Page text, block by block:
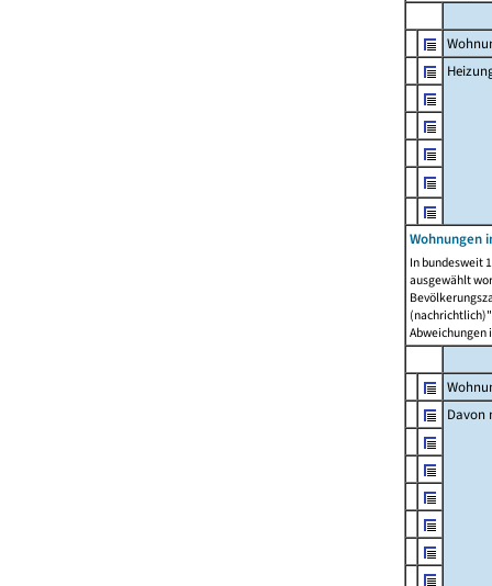
Wohnungen
In bundesweit
ausgewählt
Abweichungen
Davon